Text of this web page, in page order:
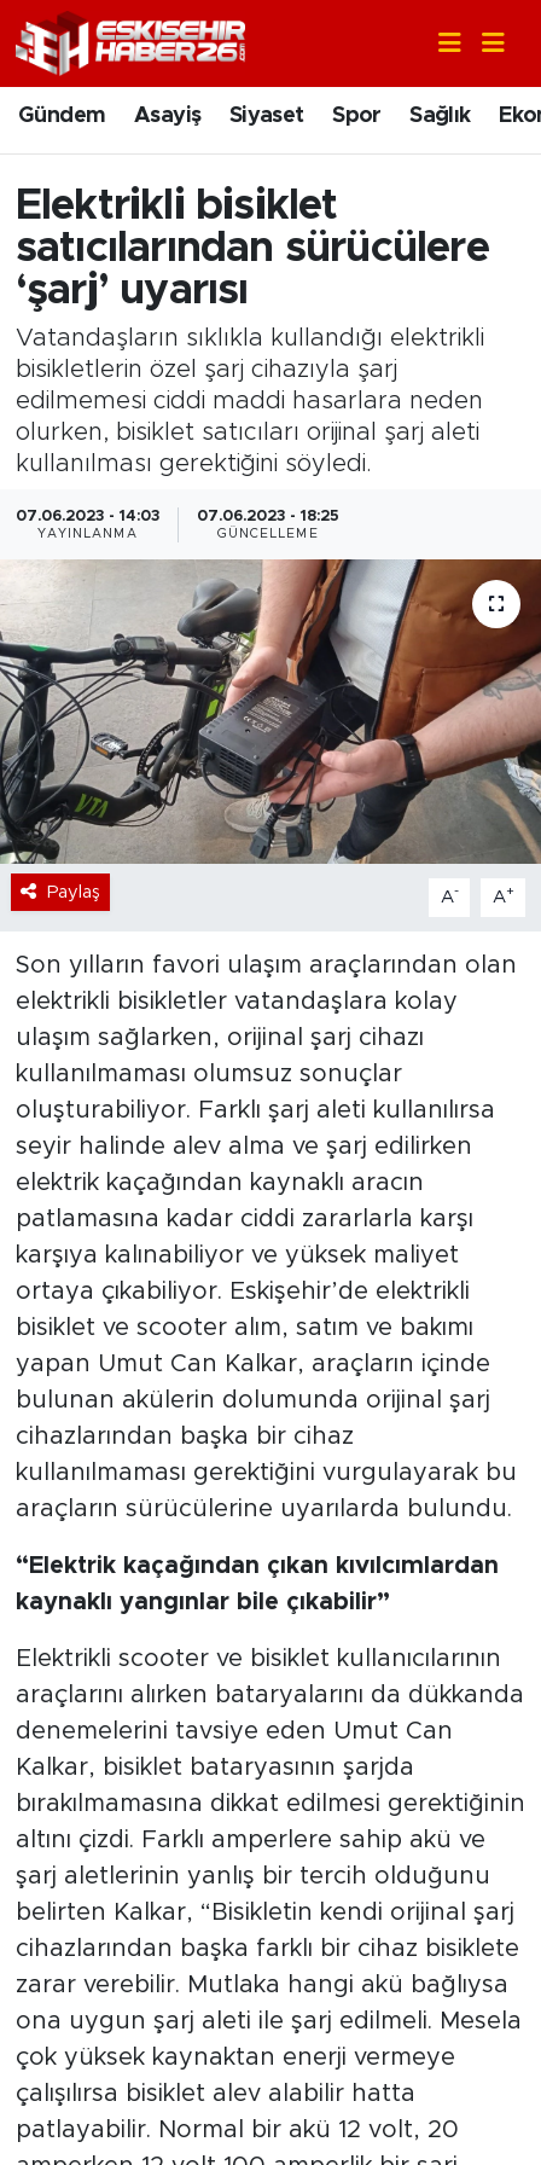
Gündem Asayiş Siyaset Spor Sağlık
Elektrikli bisiklet
satıcılarından sürücülere
‘şarj’ uyarısı
Vatandaşların sıklıkla kullandığı elektrikli
bisikletlerin özel şarj cihazıyla şarj
edilmemesi ciddi maddi hasarlara neden
olurken, bisiklet satıcıları orijinal şarj aleti
kullanılması gerektiğini söyledi.
07.06.2023 - 14:03
YAYINLANMA
07.06.2023 - 18:25
GÜNCELLEME
Paylaş A- A+
Son yılların favori ulaşım araçlarından olan
elektrikli bisikletler vatandaşlara kolay
ulaşım sağlarken, orijinal şarj cihazı
kullanılmaması olumsuz sonuçlar
oluşturabiliyor. Farklı şarj aleti kullanılırsa
seyir halinde alev alma ve şarj edilirken
elektrik kaçağından kaynaklı aracın
patlamasına kadar ciddi zararlarla karşı
karşıya kalınabiliyor ve yüksek maliyet
ortaya çıkabiliyor. Eskişehir’de elektrikli
bisiklet ve scooter alım, satım ve bakımı
yapan Umut Can Kalkar, araçların içinde
bulunan akülerin dolumunda orijinal şarj
cihazlarından başka bir cihaz
kullanılmaması gerektiğini vurgulayarak bu
araçların sürücülerine uyarılarda bulundu.
“Elektrik kaçağından çıkan kıvılcımlardan
kaynaklı yangınlar bile çıkabilir”
Elektrikli scooter ve bisiklet kullanıcılarının
araçlarını alırken bataryalarını da dükkanda
denemelerini tavsiye eden Umut Can
Kalkar, bisiklet bataryasının şarjda
bırakılmamasına dikkat edilmesi gerektiğinin
altını çizdi. Farklı amperlere sahip akü ve
şarj aletlerinin yanlış bir tercih olduğunu
belirten Kalkar, “Bisikletin kendi orijinal şarj
cihazlarından başka farklı bir cihaz bisiklete
zarar verebilir. Mutlaka hangi akü bağlıysa
ona uygun şarj aleti ile şarj edilmeli. Mesela
çok yüksek kaynaktan enerji vermeye
çalışılırsa bisiklet alev alabilir hatta
patlayabilir. Normal bir akü 12 volt, 20
Gündem
Asayiş
Siyaset
Spor
Sağlık
Ekonomi
Eğitim
Sanat
Bölge
Teknoloji
Magazin
Dünya
Sektör
Nöbetçi Eczaneler
Hava Durumu
Trafik Durumu
Süper Lig Puan Durumu ve Fikstür
Tüm Manşetler
Son Dakika Haberleri
Haber Arşivi